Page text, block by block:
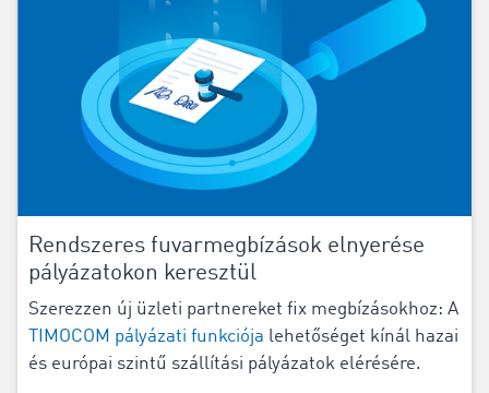
Rendszeres fuvarmegbízások elnyerése
pályázatokon keresztül
Szerezzen új üzleti partnereket fix megbízásokhoz: A
TIMOCOM pályázati funkciója lehetőséget kínál hazai
és európai szintű szállítási pályázatok elérésére.